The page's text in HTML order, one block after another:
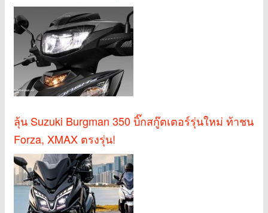
ลุ้น Suzuki Burgman 350 บิ๊กสกู๊ตเตอร์รุ่นใหม่ ท้าชน
Forza, XMAX ตรงรุ่น!